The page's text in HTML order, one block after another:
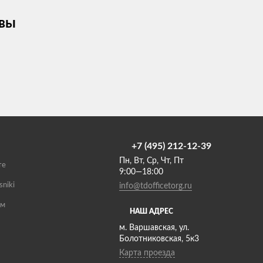
НАШ АДРЕС
м. Варшавская, ул.
Болотниковская, 5к3
Карта проезда
+7 (495) 212-12-39
Пн, Вт, Ср, Чт, Пт
9:00—18:00
info@tdofficetorg.ru